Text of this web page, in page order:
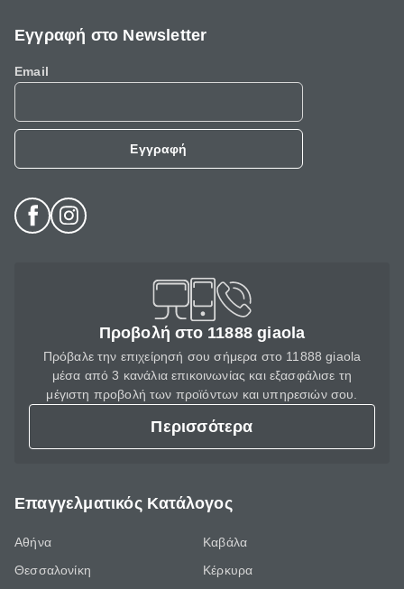
Εγγραφή στο Newsletter
Email
Εγγραφή
Προβολή στο 11888 giaola
Πρόβαλε την επιχείρησή σου σήμερα στο 11888 giaola
μέσα από 3 κανάλια επικοινωνίας και εξασφάλισε τη
μέγιστη προβολή των προϊόντων και υπηρεσιών σου.
Περισσότερα
Επαγγελματικός Κατάλογος
Αθήνα
Θεσσαλονίκη
Καβάλα
Κέρκυρα